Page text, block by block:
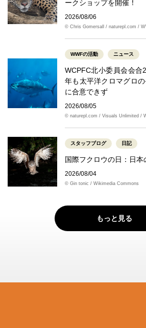
ークショップを開催！
2026/08/06
© Chris Gomersall / naturepl.com /
WWFの活動 ニュース
WCPFC北小委員会会
年も太平洋クロマグロ
に合意できず
2026/08/05
© naturepl.com / Visuals Unlimited /
スタッフブログ 日記
国際フクロウの日：日本
2026/08/04
© Gin tonic / Wikimedia Commons
もっと見る